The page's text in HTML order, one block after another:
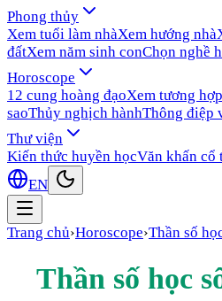
Phong thủy
Xem tuổi làm nhàXem hướng nhà
đấtXem năm sinh conChọn nghề
Horoscope
12 cung hoàng đạoXem tương
saoThủy nghịch hànhThông điệp
Thư viện
Kiến thức huyền họcVăn khấn cổ
EN
Trang chủ›Horoscope›Thần số
Thần số học